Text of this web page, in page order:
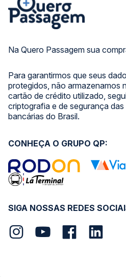
Na Quero Passagem sua
Para garantirmos que seus
protegidos, não armazenamos
cartão de crédito utilizado,
criptografia e de segurança
bancárias do Brasil.
SIGA NOSSAS REDES
CONHEÇA O GRUPO QP: